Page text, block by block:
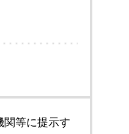
関等に提示す